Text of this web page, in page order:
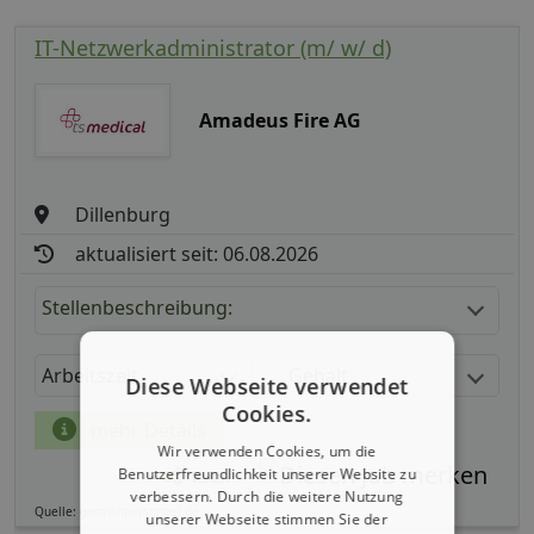
IT-Netzwerkadministrator (m/ w/ d)
Amadeus Fire AG
Dillenburg
aktualisiert seit: 06.08.2026
Stellenbeschreibung:
Arbeitszeit
Teilen
Quelle: germanpersonnel.de
Diese Webseite verwendet
Cookies.
Wir verwenden Cookies, um die
Benutzerfreundlichkeit unserer Website zu
verbessern. Durch die weitere Nutzung
unserer Webseite stimmen Sie der